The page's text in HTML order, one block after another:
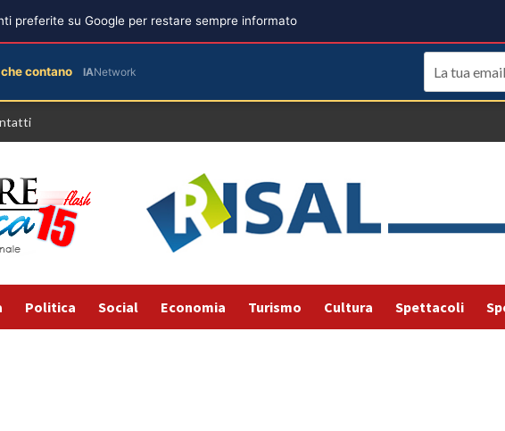
Politica Social Economia Turismo Cultura Spettacoli
preferite su Google per restare sempre informato
contano IANetwork